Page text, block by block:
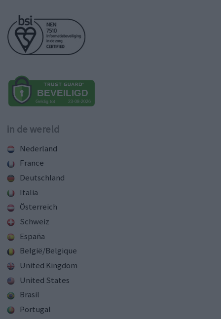
in de wereld
Nederland
France
Deutschland
Italia
Österreich
Schweiz
España
België/Belgique
United Kingdom
United States
Brasil
Portugal